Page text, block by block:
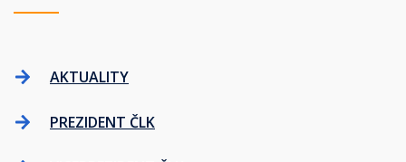
AKTUALITY
PREZIDENT ČLK